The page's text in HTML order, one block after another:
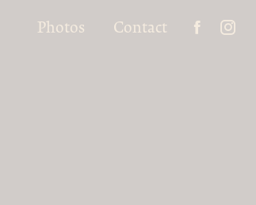
Photos Contact